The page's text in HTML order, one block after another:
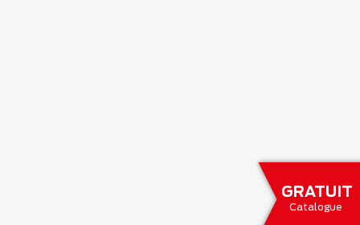
GRATUIT
Catalogue